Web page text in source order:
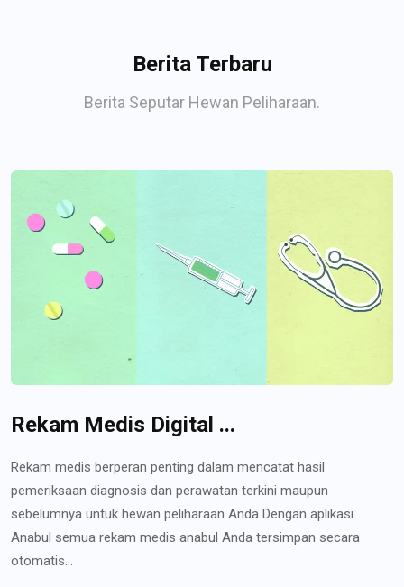
Berita Terbaru
Berita Seputar Hewan Peliharaan.
Rekam Medis Digital ...
Rekam medis berperan penting dalam mencatat hasil
pemeriksaan diagnosis dan perawatan terkini maupun
sebelumnya untuk hewan peliharaan Anda Dengan aplikasi
Anabul semua rekam medis anabul Anda tersimpan secara
otomatis...